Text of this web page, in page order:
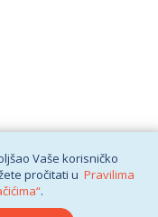
Vaše korisničko
pročitati u Pravilima
.